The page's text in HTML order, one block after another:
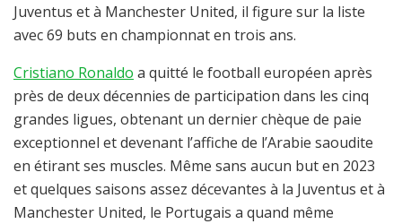
Juventus et à Manchester United, il figure sur la liste
avec 69 buts en championnat en trois ans.
Cristiano Ronaldo a quitté le football européen après
près de deux décennies de participation dans les cinq
grandes ligues, obtenant un dernier chèque de paie
exceptionnel et devenant l’affiche de l’Arabie saoudite
en étirant ses muscles. Même sans aucun but en 2023
et quelques saisons assez décevantes à la Juventus et à
Manchester United, le Portugais a quand même